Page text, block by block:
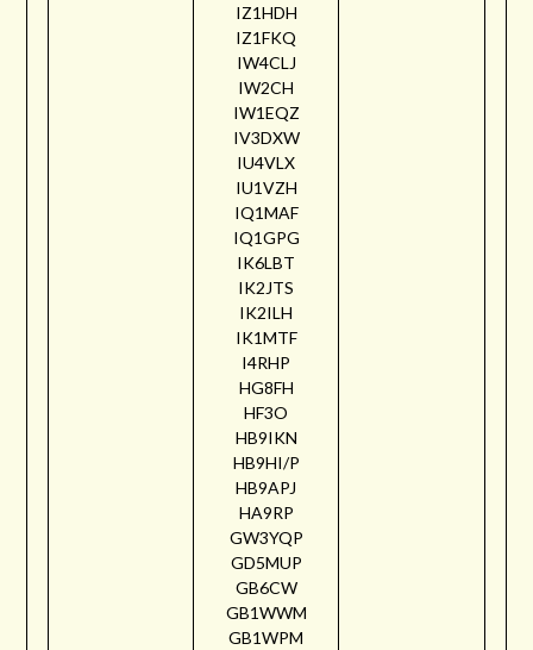
IZ1HDH
IZ1FKQ
IW4CLJ
IW2CH
IW1EQZ
IV3DXW
IU4VLX
IU1VZH
IQ1MAF
IQ1GPG
IK6LBT
IK2JTS
IK2ILH
IK1MTF
I4RHP
HG8FH
HF3O
HB9IKN
HB9HI/P
HB9APJ
HA9RP
GW3YQP
GD5MUP
GB6CW
GB1WWM
GB1WPM